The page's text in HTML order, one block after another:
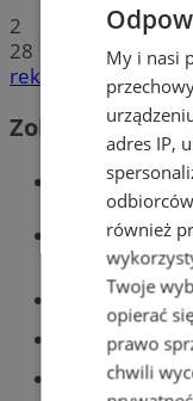
2
28
reklama
Zobacz również
My i nasi
adres IP,
również
Twoje
opierać
prawo
chwili